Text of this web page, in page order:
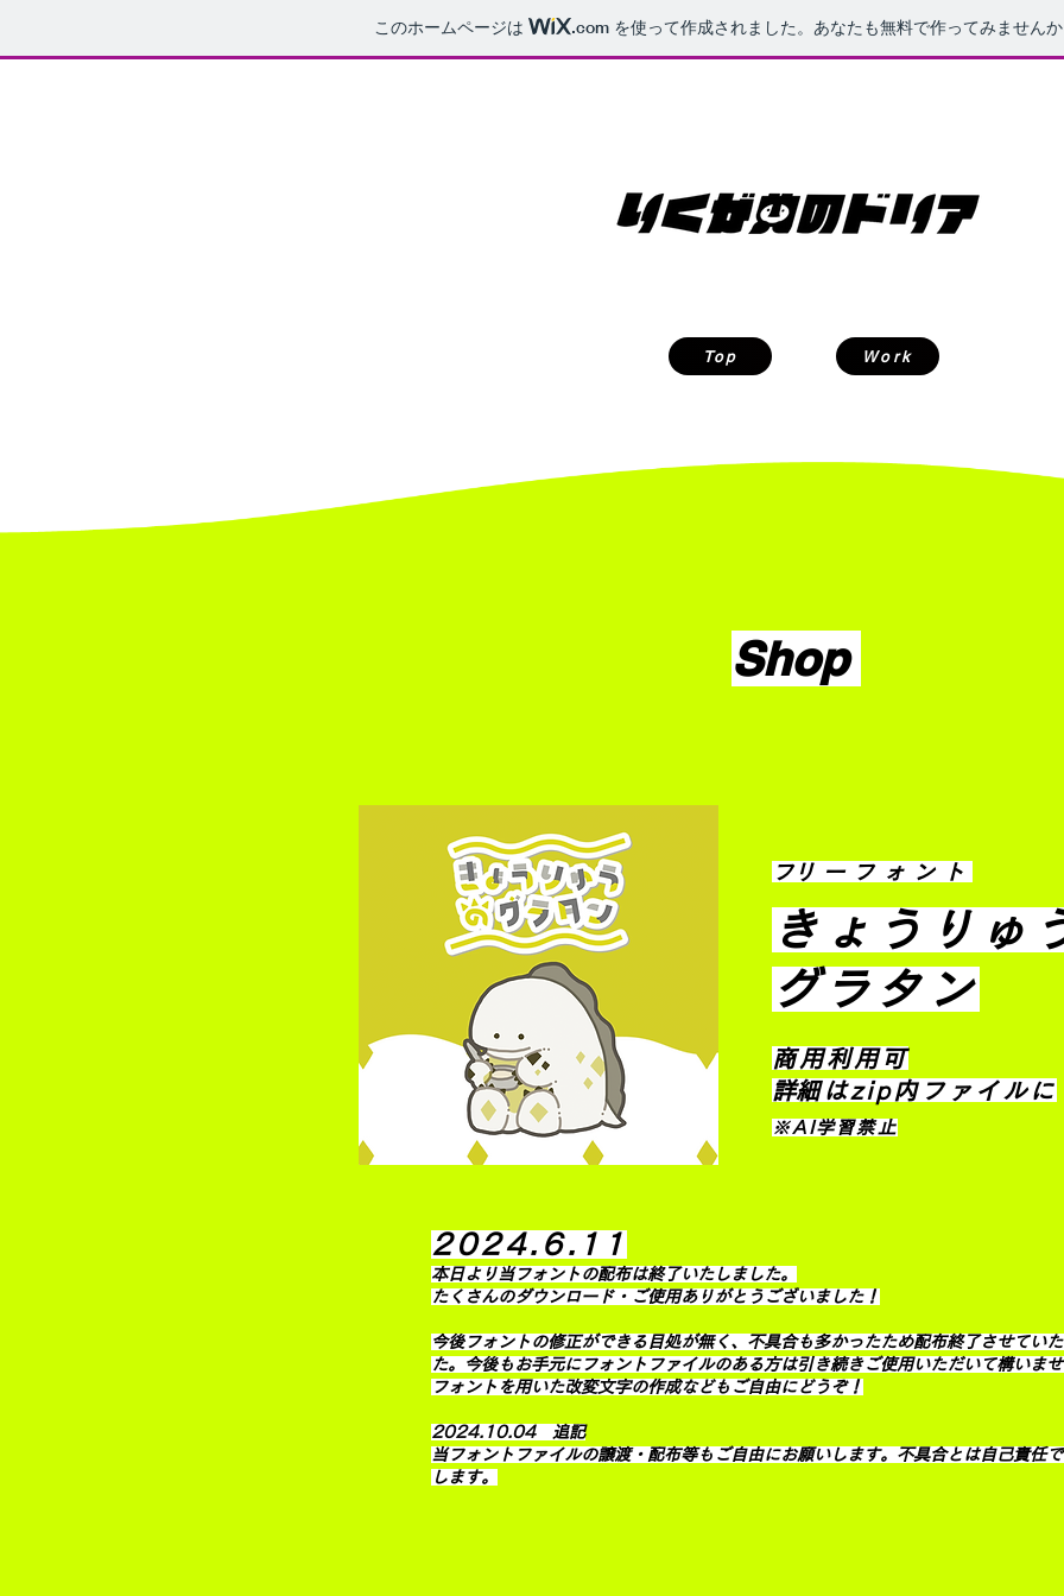
このホームページは .com を使って作成されました。あなたも無料で作ってみません
Top Work
Shop
​フリーフォント
きょうりゅ
グラタン
商用利用可
​詳細はzip内ファイルに
※AI学習禁止
2024.6.11
本日より当フォントの配布は終了いたしました。
たくさんのダウンロード・ご使用ありがとうございました！
今後フォントの修正ができる目処が無く、不具合も多かったため配布終了させてい
た。今後もお手元にフォントファイルのある方は引き続きご使用いただいて構いま
フォントを用いた改変文字の作成などもご自由にどうぞ！
2024.10.04 追記
当フォントファイルの譲渡・配布等もご自由にお願いします。不具合とは自己責任
します。